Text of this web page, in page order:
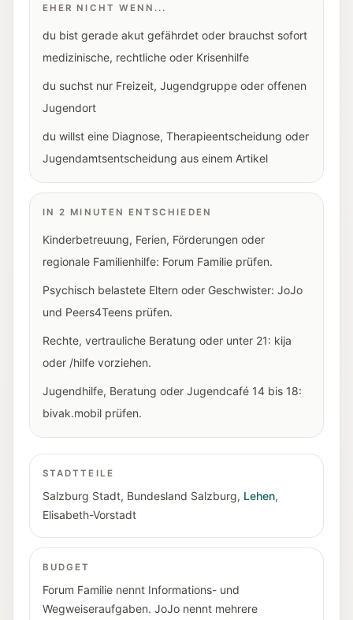
EHER NICHT WENN...
du bist gerade akut gefährdet oder brauchst sofort
medizinische, rechtliche oder Krisenhilfe
du suchst nur Freizeit, Jugendgruppe oder offenen
Jugendort
du willst eine Diagnose, Therapieentscheidung oder
Jugendamtsentscheidung aus einem Artikel
IN 2 MINUTEN ENTSCHIEDEN
Kinderbetreuung, Ferien, Förderungen oder
regionale Familienhilfe: Forum Familie prüfen.
Psychisch belastete Eltern oder Geschwister: JoJo
und Peers4Teens prüfen.
Rechte, vertrauliche Beratung oder unter 21: kija
oder /hilfe vorziehen.
Jugendhilfe, Beratung oder Jugendcafé 14 bis 18:
bivak.mobil prüfen.
STADTTEILE
Salzburg Stadt, Bundesland Salzburg, Lehen,
Elisabeth-Vorstadt
BUDGET
Forum Familie nennt Informations- und
Wegweiseraufgaben. JoJo nennt mehrere